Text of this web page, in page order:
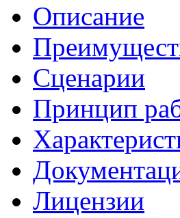
Описание
Сценарии
Принцип
Лицензии